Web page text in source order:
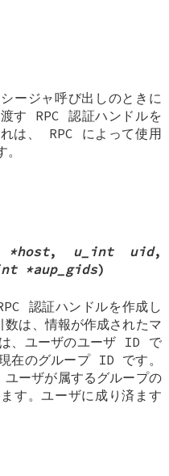
ージャ呼び出しのときに
す RPC 認証ハンドルを
は、 RPC によって使用
*host, u_int uid,
*aup_gids)
認証ハンドルを作成し
は、情報が作成されたマ
、ユーザのユーザ ID で
在のグループ ID です。
ユーザが属するグループの
す。ユーザに成り済ます